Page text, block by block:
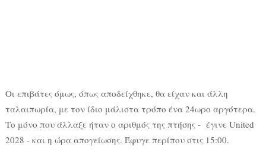
Οι επιβάτες όμως, όπως αποδείχθηκε, θα είχαν και άλλη
ταλαιπωρία, με τον ίδιο μάλιστα τρόπο ένα 24ωρο αργότερα.
Το μόνο που άλλαξε ήταν ο αριθμός της πτήσης - έγινε United
2028 - και η ώρα απογείωσης. Έφυγε περίπου στις 15:00.